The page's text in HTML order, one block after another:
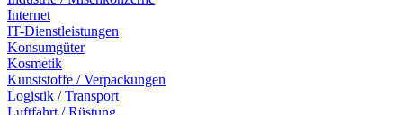
Internet
IT-Dienstleistungen
Konsumgüter
Kosmetik
Kunststoffe / Verpackungen
Logistik / Transport
Luftfahrt / Rüstung